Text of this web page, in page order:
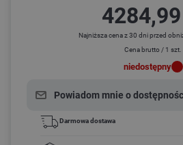
4284,99
Najniższa cena z 30 dni przed
Cena brutto / 1 szt.
niedostępny
Powiadom mnie o
Darmowa dostawa